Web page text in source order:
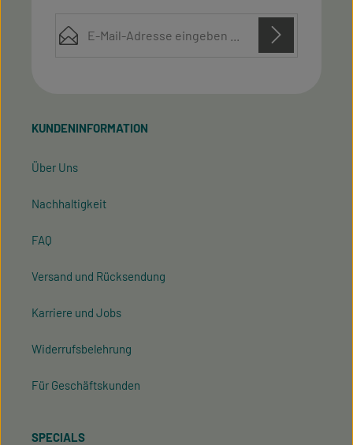
mit ihnen einverstanden.
KUNDENINFORMATION
Über Uns
Nachhaltigkeit
FAQ
Versand und Rücksendung
Karriere und Jobs
Widerrufsbelehrung
Für Geschäftskunden
SPECIALS